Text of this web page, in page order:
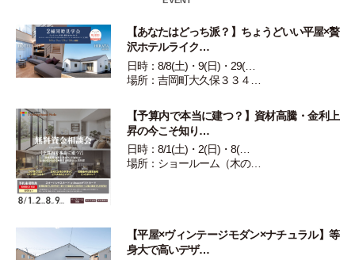
【あなたはどっち派？】ちょうどいい平屋×贅
沢ホテルライク…
日時：8/8(土)・9(日)・29(…
場所：吉岡町大久保３３４…
【予算内で本当に建つ？】資材高騰・金利上
昇の今こそ知り…
日時：8/1(土)・2(日)・8(…
場所：ショールーム（木の…
【平屋×ヴィンテージモダン×ナチュラル】等
身大で高いデザ…